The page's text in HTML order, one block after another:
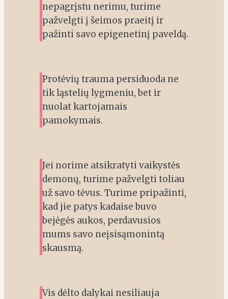
nepagrįstu nerimu, turime
pažvelgti į šeimos praeitį ir
pažinti savo epigenetinį paveldą.
Protėvių trauma persiduoda ne
tik ląstelių lygmeniu, bet ir
nuolat kartojamais
pamokymais.
Jei norime atsikratyti vaikystės
demonų, turime pažvelgti toliau
už savo tėvus. Turime pripažinti,
kad jie patys kadaise buvo
bejėgės aukos, perdavusios
mums savo neįsisąmonintą
skausmą.
Vis dėlto dalykai nesiliauja